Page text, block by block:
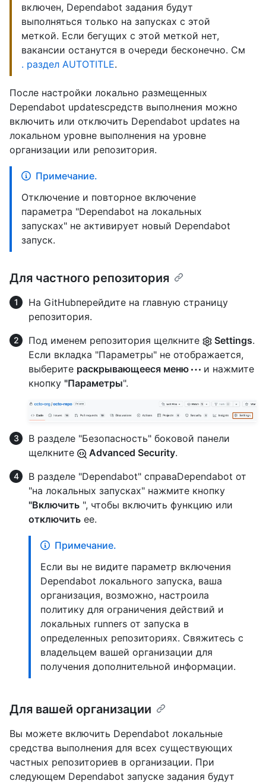
включен, Dependabot задания будут
выполняться только на запусках с этой
меткой. Если бегущих с этой меткой нет,
вакансии останутся в очереди бесконечно. См
. раздел AUTOTITLE.
После настройки локально размещенных
Dependabot updatesсредств выполнения можно
включить или отключить Dependabot updates на
локальном уровне выполнения на уровне
организации или репозитория.
Примечание.
Отключение и повторное включение
параметра "Dependabot на локальных
запусках" не активирует новый Dependabot
запуск.
Для частного репозитория
На GitHubперейдите на главную страницу
репозитория.
Под именем репозитория щелкните
Settings.
Если вкладка "Параметры" не отображается,
выберите раскрывающееся меню
и нажмите
кнопку "Параметры".
В разделе "Безопасность" боковой панели
щелкните
Advanced Security.
В разделе "Dependabot" справаDependabot от
"на локальных запусках" нажмите кнопку
"Включить ", чтобы включить функцию или
отключить ее.
Примечание.
Если вы не видите параметр включения
Dependabot локального запуска, ваша
организация, возможно, настроила
политику для ограничения действий и
локальных runners от запуска в
определенных репозиториях. Свяжитесь с
владельцем вашей организации для
получения дополнительной информации.
Для вашей организации
Вы можете включить Dependabot локальные
средства выполнения для всех существующих
частных репозиториев в организации. При
следующем Dependabot запуске задания будут